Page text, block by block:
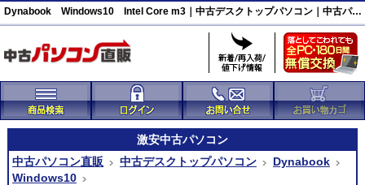
Dynabook Windows10 Intel Core m3｜中古デスクトップパソコン｜中古パソコン直販
激安中古パソコン
中古パソコン直販
中古デスクトップパソコン
Dynabook
Windows10